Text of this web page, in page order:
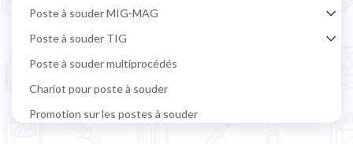
Poste à souder MIG-MAG
Poste à souder TIG
Poste à souder multiprocédés
Chariot pour poste à souder
Promotion sur les postes à souder